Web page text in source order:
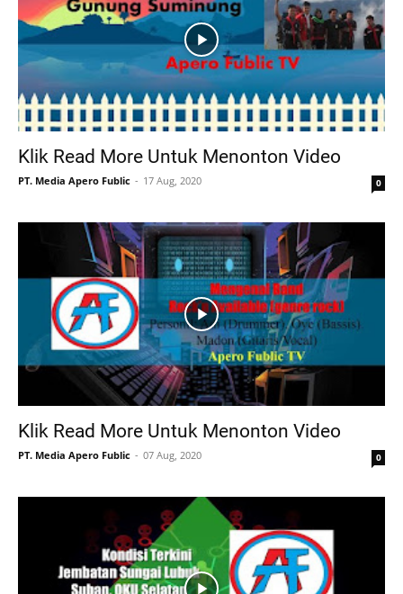
Klik Read More Untuk Menonton Video
PT. Media Apero Fublic 17 Aug, 2020 0
Klik Read More Untuk Menonton Video
PT. Media Apero Fublic 07 Aug, 2020 0